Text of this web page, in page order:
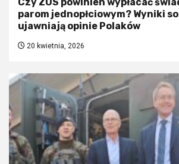
parom jednopłciowym? Wyniki
ujawniają opinie Polaków
20 kwietnia, 2026